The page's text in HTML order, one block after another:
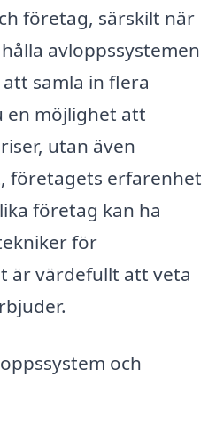
företag, särskilt när
avloppssystemen
samla in flera
en möjlighet att
utan även
företagets erfarenhet
företag kan ha
för
är värdefullt att veta
och